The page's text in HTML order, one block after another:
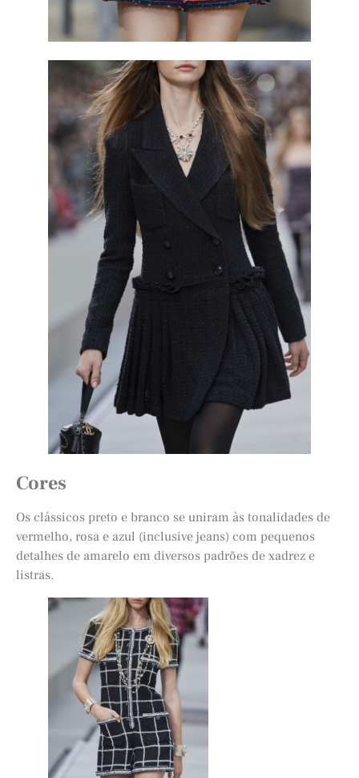
Cores
Os clássicos preto e branco se uniram às tonalidades de
vermelho, rosa e azul (inclusive jeans) com pequenos
detalhes de amarelo em diversos padrões de xadrez e
listras.